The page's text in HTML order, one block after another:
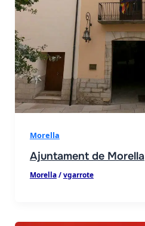
Morella
Ajuntament de Morella
Morella/vgarrote